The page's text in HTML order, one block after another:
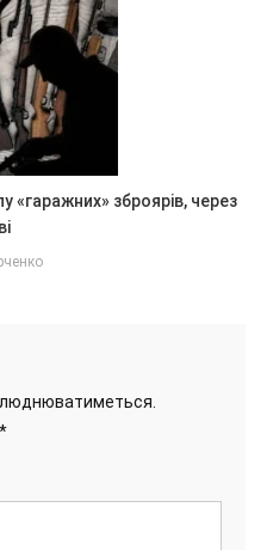
«гаражних» зброярів, через
*